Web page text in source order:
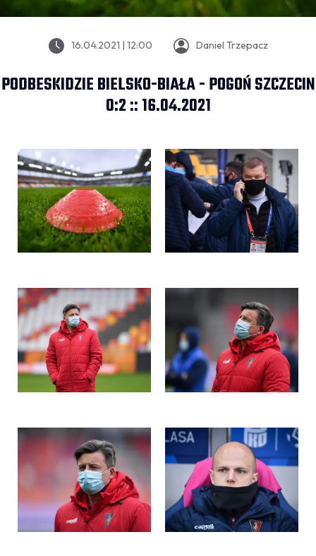
16.04.2021 | 12:00 Daniel Trzepacz
PODBESKIDZIE BIELSKO-BIAŁA - POGOŃ SZCZECIN
0:2 :: 16.04.2021